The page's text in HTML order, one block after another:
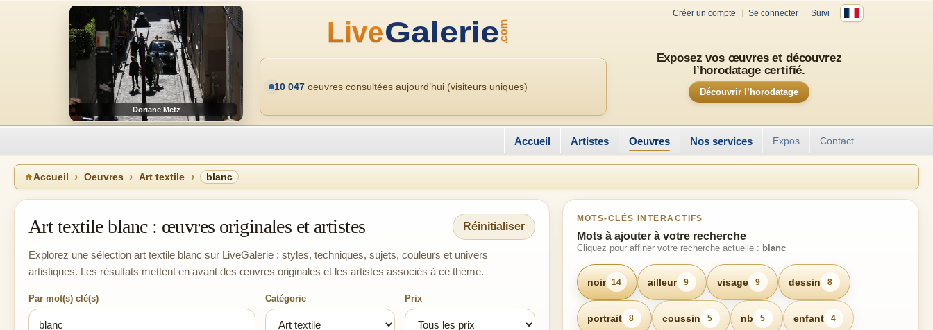
Doriane Metz
Créer un compte Se connecter Suivi
Exposez vos œuvres et découvrez
l’horodatage certifié.
Découvrir l’horodatage
10 047 oeuvres consultées aujourd’hui (visiteurs uniques)
Accueil Artistes Oeuvres Nos services Expos Contact
Accueil Oeuvres Art textile blanc
Art textile blanc : œuvres originales et artistes Réinitialiser
Explorez une sélection art textile blanc sur LiveGalerie : styles, techniques, sujets, couleurs et univers
artistiques. Les résultats mettent en avant des œuvres originales et les artistes associés à ce thème.
Par mot(s) clé(s) Catégorie Prix
MOTS-CLÉS INTERACTIFS
Mots à ajouter à votre recherche
Cliquez pour affiner votre recherche actuelle : blanc
noir 14 ailleur 9 visage 9 dessin 8
portrait 8 coussin 5 nb 5 enfant 4